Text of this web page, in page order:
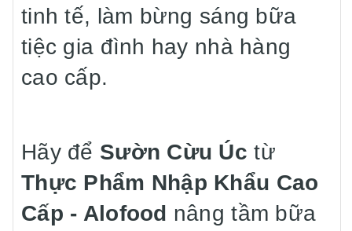
tinh tế, làm bừng sáng bữa
tiệc gia đình hay nhà hàng
cao cấp.
Hãy để Sườn Cừu Úc từ
Thực Phẩm Nhập Khẩu Cao
Cấp - Alofood nâng tầm bữa